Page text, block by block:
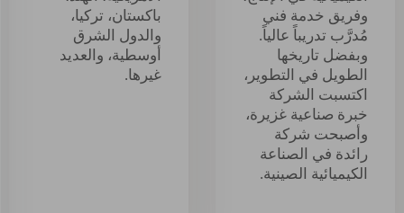
وفريق خدمة فني
مُدرَّب تدريباً عالياً.
وبفضل تاريخها
الطويل في التطوير،
اكتسبت الشركة
خبرة صناعية غزيرة،
وأصبحت شركة
رائدة في الصناعة
الكيميائية الصينية.
باكستان، تركيا،
والدول الشرق
أوسطية، والعديد
غيرها.